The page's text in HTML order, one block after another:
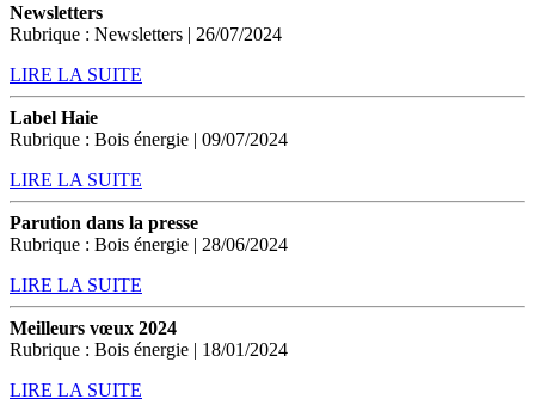
Newsletters
Rubrique : Newsletters | 26/07/2024
LIRE LA SUITE
Label Haie
Rubrique : Bois énergie | 09/07/2024
LIRE LA SUITE
Parution dans la presse
Rubrique : Bois énergie | 28/06/2024
LIRE LA SUITE
Meilleurs vœux 2024
Rubrique : Bois énergie | 18/01/2024
LIRE LA SUITE